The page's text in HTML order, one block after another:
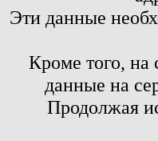
Эти данные
Кроме того, на
данные на
Продолжая